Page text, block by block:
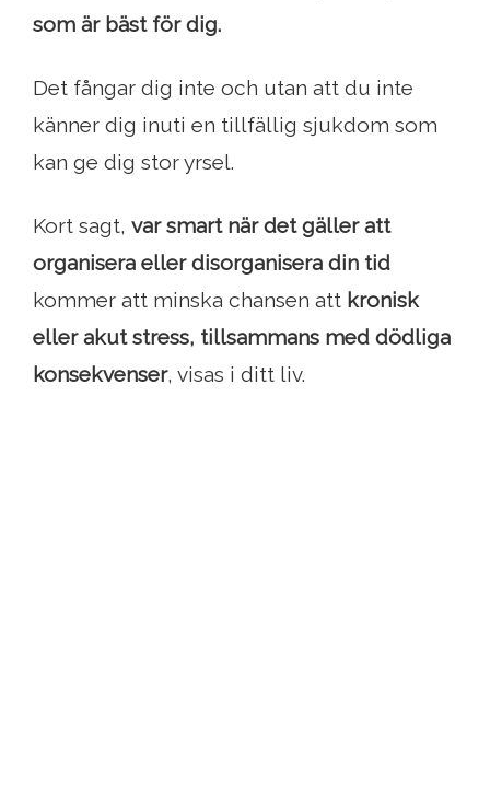
som är bäst för dig.
Det fångar dig inte och utan att du inte
känner dig inuti en tillfällig sjukdom som
kan ge dig stor yrsel.
Kort sagt, var smart när det gäller att
organisera eller disorganisera din tid
kommer att minska chansen att kronisk
eller akut stress, tillsammans med dödliga
konsekvenser, visas i ditt liv.